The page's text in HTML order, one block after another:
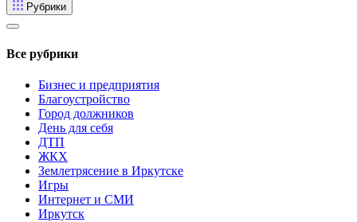
Рубрики
Все рубрики
Бизнес и предприятия
Благоустройство
Город должников
День для себя
ДТП
ЖКХ
Землетрясение в Иркутске
Игры
Интернет и СМИ
Иркутск